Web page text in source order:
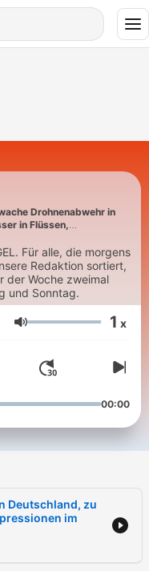
Drohnenabwehr in
in Flüssen,
Für alle, die morgens
Redaktion sortiert,
der Woche zweimal
und Sonntag.
Volum 1 x
00:00
Deutschland, zu
im